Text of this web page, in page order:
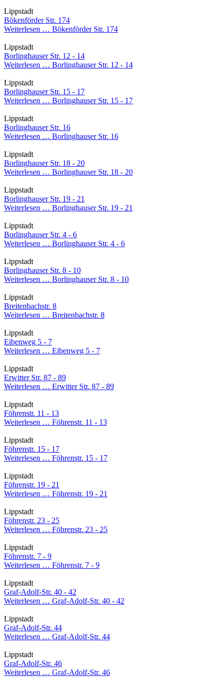
Lippstadt
Bökenförder Str. 174
Weiterlesen … Bökenförder Str. 174
Lippstadt
Borlinghauser Str. 12 - 14
Weiterlesen … Borlinghauser Str. 12 - 14
Lippstadt
Borlinghauser Str. 15 - 17
Weiterlesen … Borlinghauser Str. 15 - 17
Lippstadt
Borlinghauser Str. 16
Weiterlesen … Borlinghauser Str. 16
Lippstadt
Borlinghauser Str. 18 - 20
Weiterlesen … Borlinghauser Str. 18 - 20
Lippstadt
Borlinghauser Str. 19 - 21
Weiterlesen … Borlinghauser Str. 19 - 21
Lippstadt
Borlinghauser Str. 4 - 6
Weiterlesen … Borlinghauser Str. 4 - 6
Lippstadt
Borlinghauser Str. 8 - 10
Weiterlesen … Borlinghauser Str. 8 - 10
Lippstadt
Breitenbachstr. 8
Weiterlesen … Breitenbachstr. 8
Lippstadt
Eibenweg 5 - 7
Weiterlesen … Eibenweg 5 - 7
Lippstadt
Erwitter Str. 87 - 89
Weiterlesen … Erwitter Str. 87 - 89
Lippstadt
Föhrenstr. 11 - 13
Weiterlesen … Föhrenstr. 11 - 13
Lippstadt
Föhrenstr. 15 - 17
Weiterlesen … Föhrenstr. 15 - 17
Lippstadt
Föhrenstr. 19 - 21
Weiterlesen … Föhrenstr. 19 - 21
Lippstadt
Föhrenstr. 23 - 25
Weiterlesen … Föhrenstr. 23 - 25
Lippstadt
Föhrenstr. 7 - 9
Weiterlesen … Föhrenstr. 7 - 9
Lippstadt
Graf-Adolf-Str. 40 - 42
Weiterlesen … Graf-Adolf-Str. 40 - 42
Lippstadt
Graf-Adolf-Str. 44
Weiterlesen … Graf-Adolf-Str. 44
Lippstadt
Graf-Adolf-Str. 46
Weiterlesen … Graf-Adolf-Str. 46